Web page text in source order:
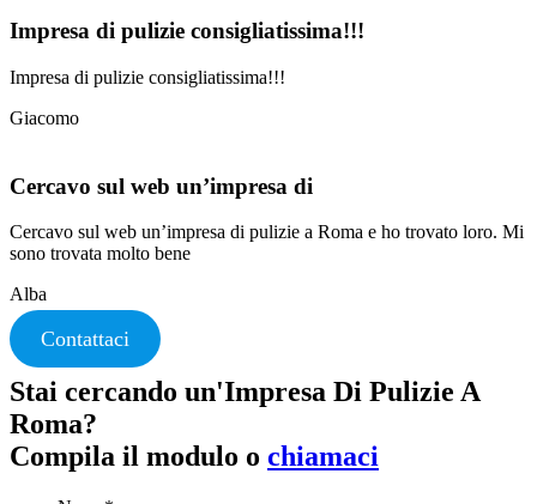
Impresa di pulizie consigliatissima!!!
Impresa di pulizie consigliatissima!!!
Giacomo
Cercavo sul web un’impresa di
Cercavo sul web un’impresa di pulizie a Roma e ho trovato loro. Mi
sono trovata molto bene
Alba
Contattaci
Stai cercando un'Impresa Di Pulizie A
Roma?
Compila il modulo o chiamaci